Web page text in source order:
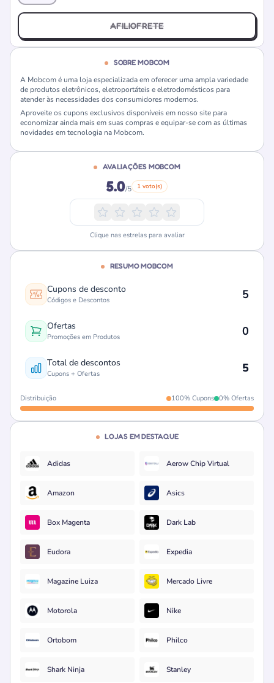
AFILIOFRETE
SOBRE MOBCOM
A Mobcom é uma loja especializada em oferecer uma ampla variedade
de produtos eletrônicos, eletroportáteis e eletrodomésticos para
atender às necessidades dos consumidores modernos.
Aproveite os cupons exclusivos disponíveis em nosso site para
economizar ainda mais em suas compras e equipar-se com as últimas
novidades em tecnologia na Mobcom.
AVALIAÇÕES MOBCOM
5.0/5 1 voto(s)
Clique nas estrelas para avaliar
RESUMO MOBCOM
Cupons de desconto
Códigos e Descontos 5
Ofertas
Promoções em Produtos 0
Total de descontos
Cupons + Ofertas 5
Distribuição 100% Cupons 0% Ofertas
LOJAS EM DESTAQUE
Adidas Aerow Chip Virtual
Amazon Asics
Box Magenta Dark Lab
Eudora Expedia
Magazine Luiza Mercado Livre
Motorola Nike
Ortobom Philco
Shark Ninja Stanley